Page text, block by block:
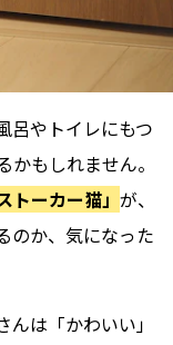
呂やトイレにもつ
もしれません。
トーカー猫」 が、
のか、気になった
は「かわいい」